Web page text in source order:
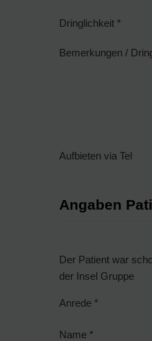
Dringlichkeit *
Bemerkungen /
Aufbieten via Tel
Angaben
Der Patient war
der Insel Gruppe
Anrede *
Name *